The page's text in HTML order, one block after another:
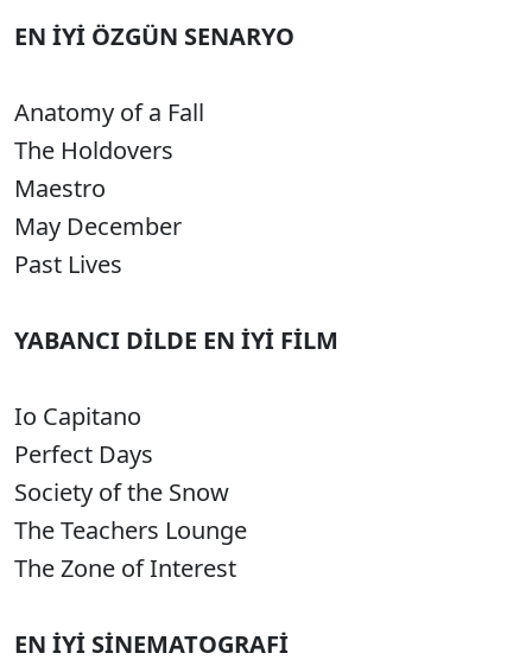
EN İYİ ÖZGÜN SENARYO
Anatomy of a Fall
The Holdovers
Maestro
May December
Past Lives
YABANCI DİLDE EN İYİ FİLM
Io Capitano
Perfect Days
Society of the Snow
The Teachers Lounge
The Zone of Interest
EN İYİ SİNEMATOGRAFİ